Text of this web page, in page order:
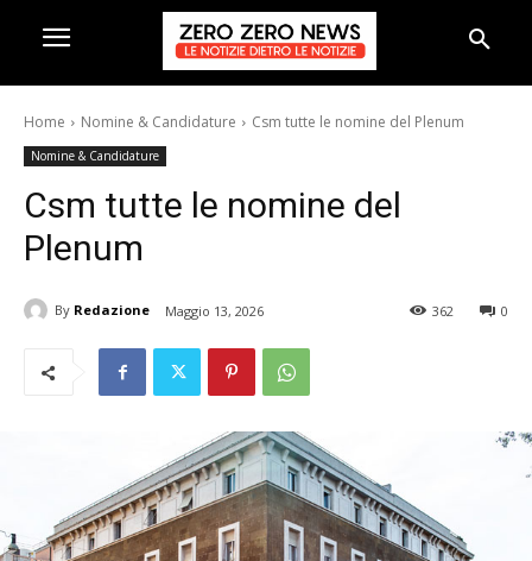
Home Nomine & Candidature Csm tutte le nomine del Plenum
Nomine & Candidature
Csm tutte le nomine del
Plenum
By Redazione Maggio 13, 2026 0
362